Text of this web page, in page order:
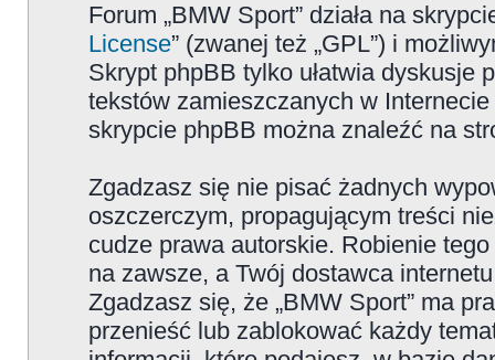
Forum „BMW Sport” działa na
License” (zwanej też „GPL”) i
Skrypt phpBB tylko ułatwia dyskusje
tekstów zamieszczanych w
skrypcie phpBB można znaleźć na
Zgadzasz się nie pisać żadnych
oszczerczym, propagującym treści
cudze prawa autorskie. Robienie
na zawsze, a Twój dostawca
Zgadzasz się, że „BMW Sport” ma
przenieść lub zablokować każdy